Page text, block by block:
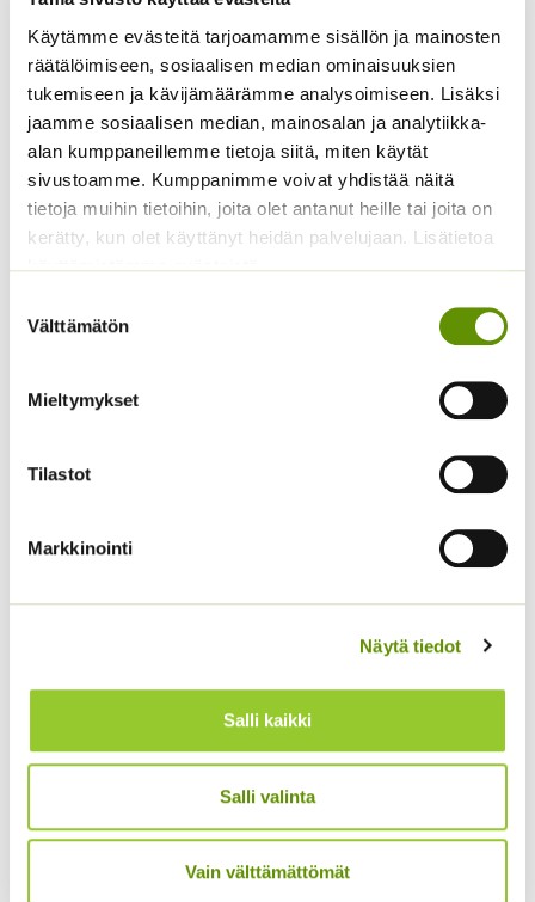
Käytämme evästeitä tarjoamamme sisällön ja mainosten
räätälöimiseen, sosiaalisen median ominaisuuksien
tukemiseen ja kävijämäärämme analysoimiseen. Lisäksi
jaamme sosiaalisen median, mainosalan ja analytiikka-
alan kumppaneillemme tietoja siitä, miten käytät
sivustoamme. Kumppanimme voivat yhdistää näitä
tietoja muihin tietoihin, joita olet antanut heille tai joita on
kerätty, kun olet käyttänyt heidän palvelujaan. Lisätietoa
käyttämistämme evästeistä
valinta
Välttämätön
Mieltymykset
Tilastot
Markkinointi
Näytä tiedot
Salli kaikki
Salli valinta
Vain välttämättömät
Kirjolupiini Russell
sekoitus 5 g
6,50€ Sisältää arvonlisäveron
Kivikkosuopayrtti
3,00€ – 5,25€Hintaluokka:
3,00 €
-
5,25 €
arvonlisäveron
Tataariviuhko 1 g
arvonlisäveron
Hopeahärkki Silver
Hintaluokka:
2,50 €
11,00 €
Sisältää
Loistosädekukka
Hentohöyhenheinä
Pony Tails
3,50€ – 17,50€Hintaluokka:
arvonlisäveron